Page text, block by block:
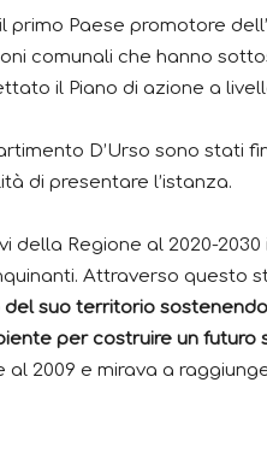
primo Paese promotore
comunali che hanno
il Piano di azione a
D’Urso sono stati
di presentare l’istanza.
Regione al 2020-2030
Attraverso questo
suo territorio
per costruire un futuro
al 2009 e mirava a